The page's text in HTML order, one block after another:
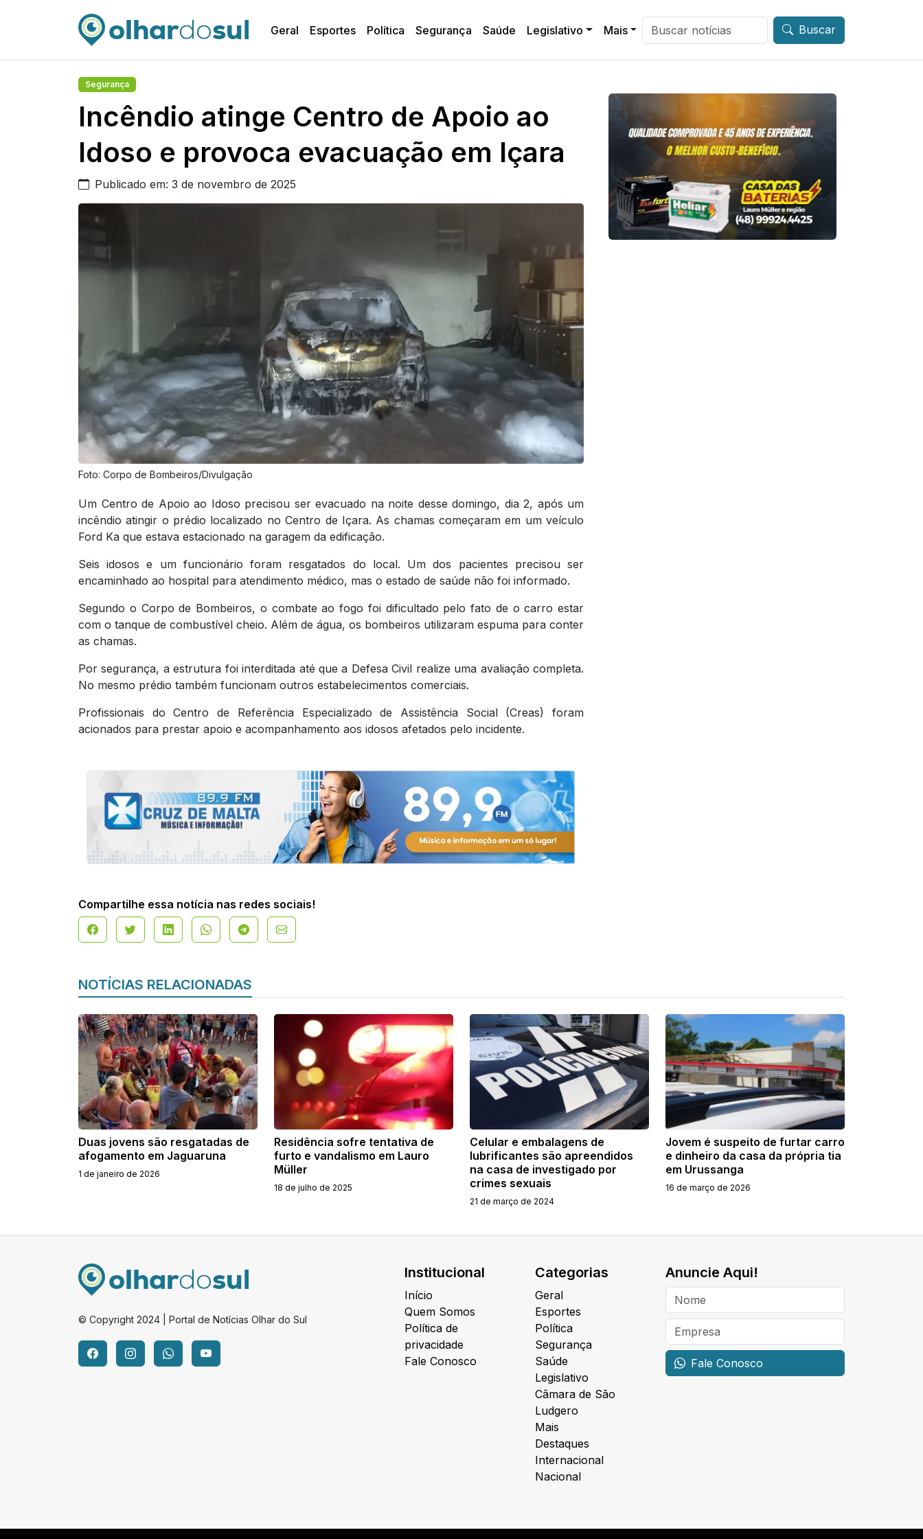
Geral Esportes Política Segurança Saúde Legislativo Mais Buscar
Segurança
Incêndio atinge Centro de Apoio ao
Idoso e provoca evacuação em Içara
Publicado em: 3 de novembro de 2025
Foto: Corpo de Bombeiros/Divulgação
Um Centro de Apoio ao Idoso precisou ser evacuado na noite desse domingo, dia 2, após um
incêndio atingir o prédio localizado no Centro de Içara. As chamas começaram em um veículo
Ford Ka que estava estacionado na garagem da edificação.
Seis idosos e um funcionário foram resgatados do local. Um dos pacientes precisou ser
encaminhado ao hospital para atendimento médico, mas o estado de saúde não foi informado.
Segundo o Corpo de Bombeiros, o combate ao fogo foi dificultado pelo fato de o carro estar
com o tanque de combustível cheio. Além de água, os bombeiros utilizaram espuma para conter
as chamas.
Por segurança, a estrutura foi interditada até que a Defesa Civil realize uma avaliação completa.
No mesmo prédio também funcionam outros estabelecimentos comerciais.
Profissionais do Centro de Referência Especializado de Assistência Social (Creas) foram
acionados para prestar apoio e acompanhamento aos idosos afetados pelo incidente.
Compartilhe essa notícia nas redes sociais!
NOTÍCIAS RELACIONADAS
Duas jovens são resgatadas de
afogamento em Jaguaruna
1 de janeiro de 2026
Residência sofre tentativa de
furto e vandalismo em Lauro
Müller
18 de julho de 2025
Celular e embalagens de
lubrificantes são apreendidos
na casa de investigado por
crimes sexuais
21 de março de 2024
Jovem é suspeito de furtar carro
e dinheiro da casa da própria tia
em Urussanga
16 de março de 2026
© Copyright 2024 | Portal de Notícias Olhar do Sul
Institucional
Início
Quem Somos
Política de
privacidade
Fale Conosco
Categorias
Geral
Esportes
Política
Segurança
Saúde
Legislativo
Câmara de São
Ludgero
Mais
Destaques
Internacional
Nacional
Anuncie Aqui!
Fale Conosco